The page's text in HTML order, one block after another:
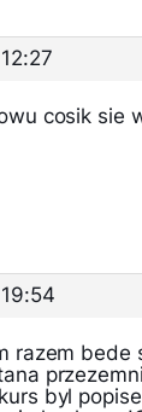
cosik sie
razem bede
byl